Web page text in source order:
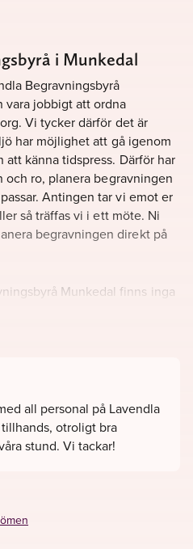
i Munkedal
Begravningsbyrå
vara jobbigt att ordna
Vi tycker därför det är
har möjlighet att gå igenom
känna tidspress. Därför har
ro, planera begravningen
Antingen tar vi emot er
så träffas vi i ett möte. Ni
begravningen direkt på
Munkedal finns inga
all personal på Lavendla
otroligt bra
stund. Vi tackar!